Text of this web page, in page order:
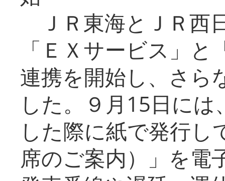
ＪＲ東海とＪＲ西
「ＥＸサービス」
連携を開始し、さら
した。９月15日に
した際に紙で発行し
席のご案内）」を電